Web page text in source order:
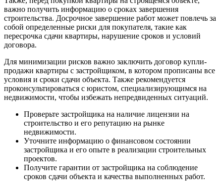
важно получить информацию о сроках завершения
строительства. Досрочное завершение работ может повлечь за
собой определенные риски для покупателя, такие как
пересрочка сдачи квартиры, нарушение сроков и условий
договора.
Для минимизации рисков важно заключить договор купли-
продажи квартиры с застройщиком, в котором прописаны все
условия и сроки сдачи объекта. Также рекомендуется
проконсультироваться с юристом, специализирующимся на
недвижимости, чтобы избежать непредвиденных ситуаций.
Проверьте застройщика на наличие лицензии на
строительство и его репутацию на рынке
недвижимости.
Уточните информацию о финансовом состоянии
застройщика и его опыте в реализации строительных
проектов.
Получите гарантии от застройщика на соблюдение
сроков сдачи объекта и качества выполненных работ.